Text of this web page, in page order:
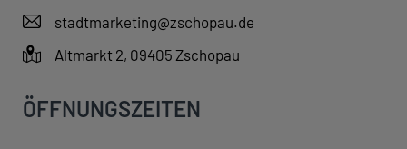
stadtmarketing@zschopau.de
Altmarkt 2, 09405 Zschopau
ÖFFNUNGSZEITEN